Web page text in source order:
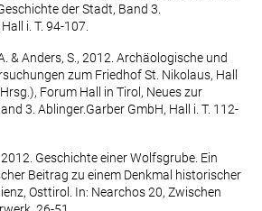
der Stadt, Band 3.
i. T. 94-107.
& Anders, S., 2012. Archäologische und
zum Friedhof St. Nikolaus, Hall
Forum Hall in Tirol, Neues zur
3. Ablinger.Garber GmbH, Hall i. T. 112-
2012. Geschichte einer Wolfsgrube. Ein
Beitrag zu einem Denkmal historischer
Osttirol. In: Nearchos 20, Zwischen